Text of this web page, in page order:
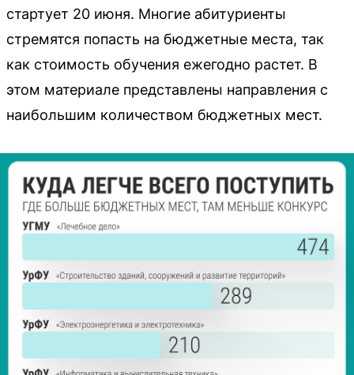
стартует 20 июня. Многие абитуриенты
стремятся попасть на бюджетные места, так
как стоимость обучения ежегодно растет. В
этом материале представлены направления с
наибольшим количеством бюджетных мест.